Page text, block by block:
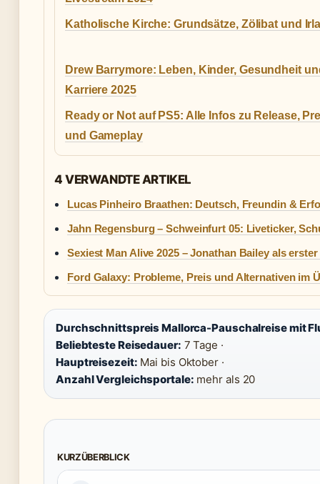
Katholische Kirche: Grundsätze, Zölibat und
Drew Barrymore: Leben, Kinder, Gesundheit
Karriere 2025
Ready or Not auf PS5: Alle Infos zu Release,
und Gameplay
4 VERWANDTE ARTIKEL
Lucas Pinheiro Braathen: Deutsch, Freundin &
Jahn Regensburg – Schweinfurt 05: Liveticker,
Sexiest Man Alive 2025 – Jonathan Bailey als
Ford Galaxy: Probleme, Preis und Alternativen im
Durchschnittspreis Mallorca-Pauschalreise mit
Beliebteste Reisedauer: 7 Tage ·
Hauptreisezeit: Mai bis Oktober ·
Anzahl Vergleichsportale: mehr als 20
KURZÜBERBLICK